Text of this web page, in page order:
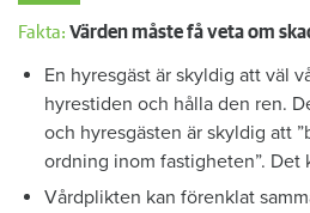
Fakta: Värden måste få veta om
En hyresgäst är skyldig att väl
hyrestiden och hålla den ren.
och hyresgästen är skyldig att
ordning inom fastigheten”. Det
Vårdplikten kan förenklat